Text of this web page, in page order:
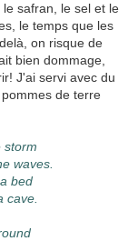
safran, le sel et le
le temps que les
on risque de
bien dommage,
J'ai servi avec du
de terre
storm
waves.
bed
cave.